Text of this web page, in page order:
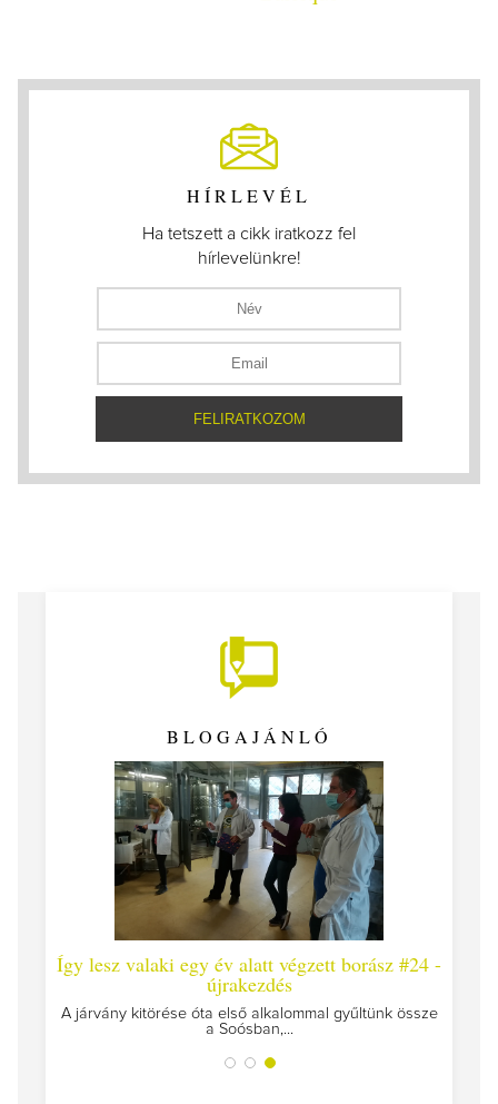
HÍRLEVÉL
Ha tetszett a cikk iratkozz fel
hírlevelünkre!
BLOGAJÁNLÓ
Így lesz valaki egy év alatt végzett borász #24 -
újrakezdés
A járvány kitörése óta első alkalommal gyűltünk össze
a Soósban,...